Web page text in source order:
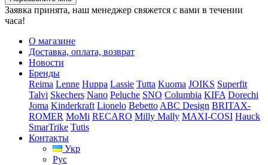
Заявка принята, наш менеджер свяжется с вами в течении
часа!
О магазине
Доставка, оплата, возврат
Новости
Бренды
Reima Lenne Huppa Lassie Tutta Kuoma JOIKS Superfit
Talvi Skechers Nano Peluche SNO Columbia KIFA Dorechi
Joma Kinderkraft Lionelo Bebetto ABC Design BRITAX-
ROMER MoMi RECARO Milly Mally MAXI-COSI Hauck
SmarTrike Tutis
Контакты
Укр
Рус